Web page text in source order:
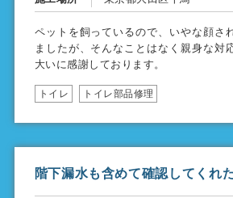
ペットを飼っているので、いやな顔さ
ましたが、そんなことはなく親身な対
大いに感謝しております。
トイレ トイレ部品修理
階下漏水も含めて確認してくれた